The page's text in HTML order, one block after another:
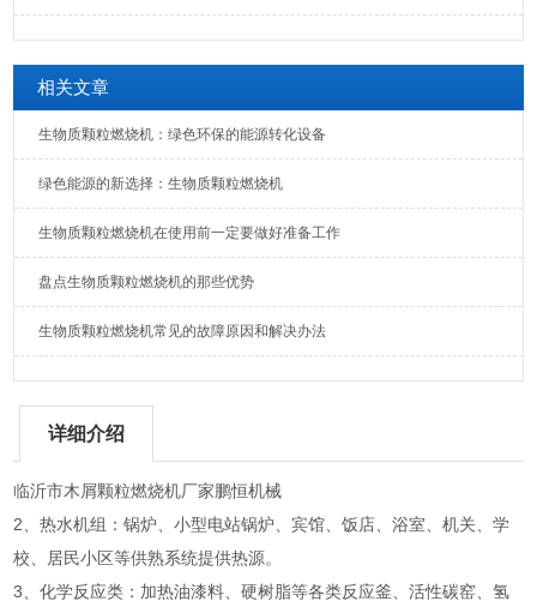
相关文章
生物质颗粒燃烧机：绿色环保的能源转化设备
绿色能源的新选择：生物质颗粒燃烧机
生物质颗粒燃烧机在使用前一定要做好准备工作
盘点生物质颗粒燃烧机的那些优势
生物质颗粒燃烧机常见的故障原因和解决办法
详细介绍
临沂市木屑颗粒燃烧机厂家鹏恒机械
2、热水机组：锅炉、小型电站锅炉、宾馆、饭店、浴室、机关、学
校、居民小区等供熟系统提供热源。
3、化学反应类：加热油漆料、硬树脂等各类反应釜、活性碳窑、氢